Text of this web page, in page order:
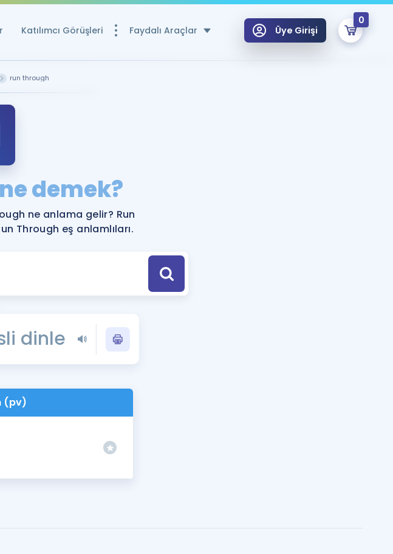
Katılımcı Görüşleri Faydalı Araçlar
Ücretsiz Kaynaklar
YDS ve YÖKDİL Puan Hesaplama Aracı
YDS ve YÖKDİL'e Hazırlananlar için Öneriler
Tüm ÖSYM Sınavları Tek Takvimde
Blog
YDS - YÖKDİL Tüm Sınavlarla İlgili Haberler
İngilizce Gramer
Üye Girişi
0
Remzi Hoca ile seni sınava hazırlayacak onlarca eğitim seni bekliyor!
run through
ne demek?
ne anlama gelir? Run
Through eş anlamlıları.
dinle
(pv)